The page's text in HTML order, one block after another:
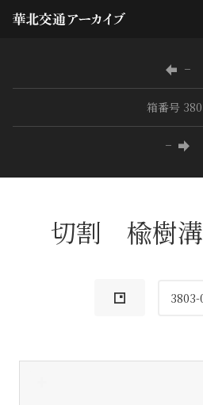
−
箱番号
−
切割 楡樹